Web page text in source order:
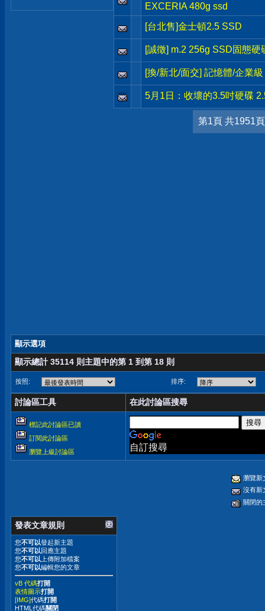
EXCERIA 480g ssd
[台北售]金士頓2.5 SSD
[誠徵] m.2 256g SSD固態硬
[換/新北/面交] 記憶體/企業
5月1日：收壞的3.5吋硬碟
第1頁 共1951頁
顯示選項
顯示總計 35114 則主題中的第 1 到第 18 則
按照: 排序:
討論區工具 在此討論區搜尋
標記此討論區已讀
訂閱此討論區
瀏覽上級討論區
自訂搜尋
瀏覽新
沒有新
關閉的
發表文章規則
您不可以發起新主題
您不可以回應主題
您不可以 上傳附加檔案
您不可以編輯您的文章
vB 代碼打開
表情圖示打開
[IMG]代碼打開
HTML代碼關閉